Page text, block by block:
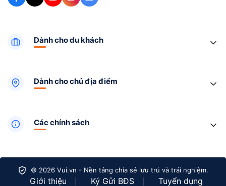
Dành cho du khách
Dành cho chủ địa điểm
Các chính sách
© 2026 Vui.vn - Nền tảng chia sẻ lưu trú và trải nghiệm.
Giới thiệu Ký Gửi BĐS Tuyển dụng